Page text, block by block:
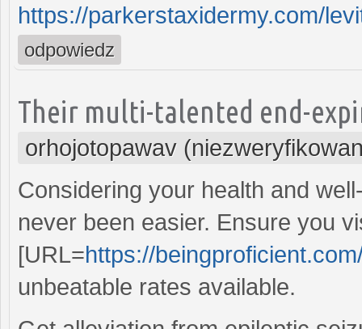
https://parkerstaxidermy.com/
odpowiedz
Their multi-talented end-
orhojotopawav
Considering your health and
never been easier. Ensure you
[URL=https://
unbeatable rates available.